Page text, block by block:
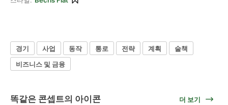
경기 사업 동작 통로 전략 계획
술책
비즈니스 및 금융
똑같은 콘셉트의 아이콘 더 보기